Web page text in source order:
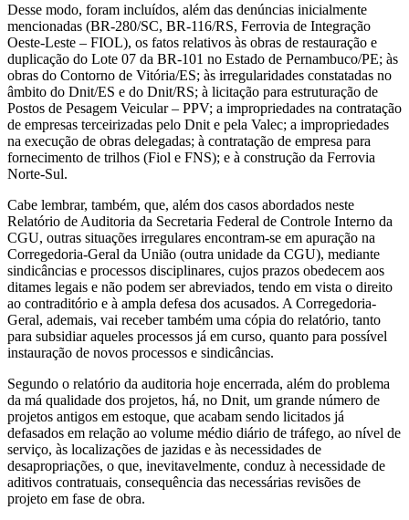
Desse modo, foram incluídos, além das denúncias inicialmente
mencionadas (BR-280/SC, BR-116/RS, Ferrovia de Integração
Oeste-Leste – FIOL), os fatos relativos às obras de restauração e
duplicação do Lote 07 da BR-101 no Estado de Pernambuco/PE; às
obras do Contorno de Vitória/ES; às irregularidades constatadas no
âmbito do Dnit/ES e do Dnit/RS; à licitação para estruturação de
Postos de Pesagem Veicular – PPV; a impropriedades na contratação
de empresas terceirizadas pelo Dnit e pela Valec; a impropriedades
na execução de obras delegadas; à contratação de empresa para
fornecimento de trilhos (Fiol e FNS); e à construção da Ferrovia
Norte-Sul.
Cabe lembrar, também, que, além dos casos abordados neste
Relatório de Auditoria da Secretaria Federal de Controle Interno da
CGU, outras situações irregulares encontram-se em apuração na
Corregedoria-Geral da União (outra unidade da CGU), mediante
sindicâncias e processos disciplinares, cujos prazos obedecem aos
ditames legais e não podem ser abreviados, tendo em vista o direito
ao contraditório e à ampla defesa dos acusados. A Corregedoria-
Geral, ademais, vai receber também uma cópia do relatório, tanto
para subsidiar aqueles processos já em curso, quanto para possível
instauração de novos processos e sindicâncias.
Segundo o relatório da auditoria hoje encerrada, além do problema
da má qualidade dos projetos, há, no Dnit, um grande número de
projetos antigos em estoque, que acabam sendo licitados já
defasados em relação ao volume médio diário de tráfego, ao nível de
serviço, às localizações de jazidas e às necessidades de
desapropriações, o que, inevitavelmente, conduz à necessidade de
aditivos contratuais, consequência das necessárias revisões de
projeto em fase de obra.